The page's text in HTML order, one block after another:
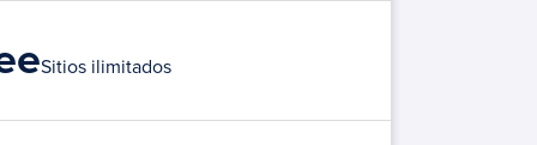
Sitios ilimitados